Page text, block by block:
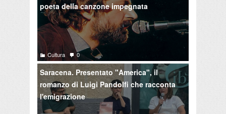
poeta della canzone impegnata
Cultura 0
Saracena. Presentato "America", il
romanzo di Luigi Pandolfi che racconta
l'emigrazione